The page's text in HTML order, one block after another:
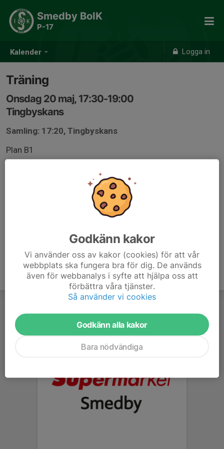
Kalender Logga in
Smedby BoIK
P-17
Träning
Onsdag 20 maj, 17:30-19:00
Tingbyskans
Samling: 17:20, Tingbyskans
Plan B1
Godkänn kakor
Vi använder oss av kakor (cookies) för att vår
webbplats ska fungera bra för dig. De används
även för webbanalys i syfte att hjälpa oss att
förbättra våra tjänster.
Så använder vi cookies
Godkänn alla kakor
Bara nödvändiga